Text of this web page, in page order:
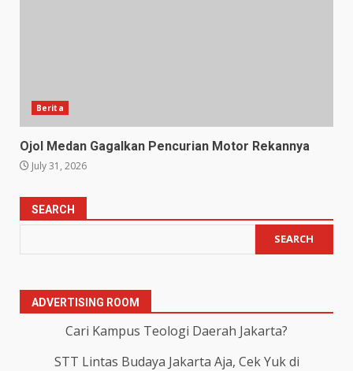
Berita
Ojol Medan Gagalkan Pencurian Motor Rekannya
July 31, 2026
SEARCH
SEARCH
ADVERTISING ROOM
Cari Kampus Teologi Daerah Jakarta?
STT Lintas Budaya Jakarta Aja, Cek Yuk di